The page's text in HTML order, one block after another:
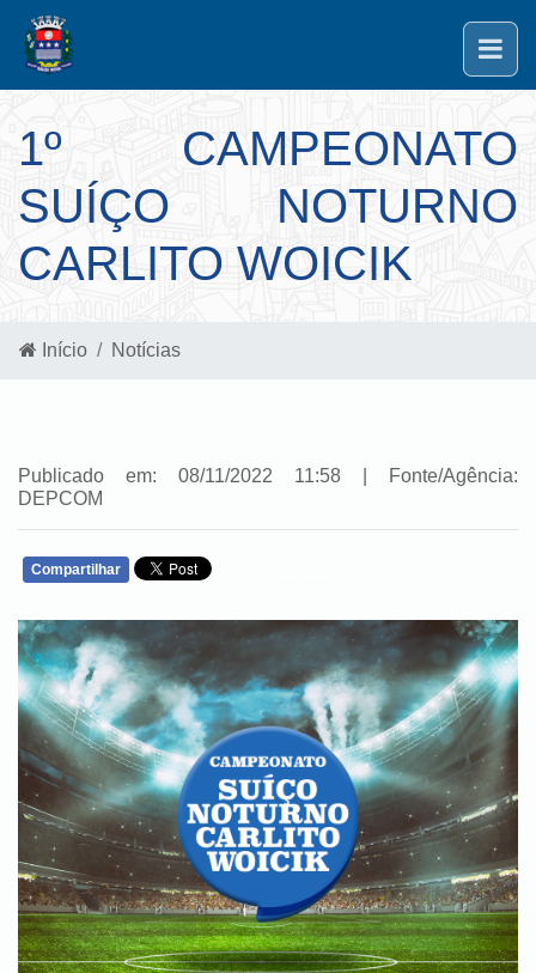
1º CAMPEONATO
SUÍÇO NOTURNO
CARLITO WOICIK
Início Notícias
Publicado em: 08/11/2022 11:58 | Fonte/Agência:
DEPCOM
Compartilhar